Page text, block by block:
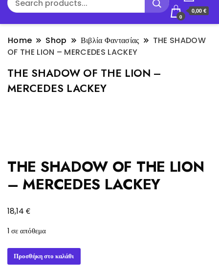
0
0,00 €
Home Shop Βιβλία Φαντασίας
THE SHADOW
OF THE LION – MERCEDES LACKEY
THE SHADOW OF THE LION –
MERCEDES LACKEY
THE SHADOW OF THE LION
– MERCEDES LACKEY
18,14 €
1 σε απόθεμα
THE
SHADOW
Προσθήκη στο καλάθι